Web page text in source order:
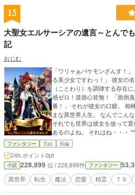
15
大聖女エルサーシアの遺言～とんで
記
おじむ
「ワリャぁバケモンざんす！
る美少女ですわっ！」 彼女の名はエルサーシア。 世界の理
（ことわり）を調律する存在によ
感ゼロ！道徳心皆無！ 「面倒
番！」 それが彼女の口癖。 相
まな異世界人生。 なんでこんなやつを転生させたのか・・・
それでも世界は彼女を放って
あるのよね。 それはね・・・ ********************** この物語
は異世界に少女として転生する
です。
ファンタジー 完結 長編
24h.ポイント 0pt
小説 228,899 位 / 228,899件 ファンタジー
異世界 転生 魔法 恋愛 精霊 ＴＳ